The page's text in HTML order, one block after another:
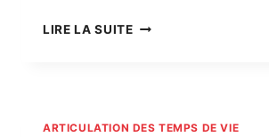
LIRE LA SUITEIMPLICATION
ARTICULATION DES TEMPS DE VIE